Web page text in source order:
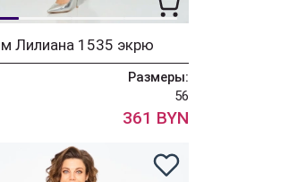
Лилиана 1535 экрю
Размеры:
56
361 BYN